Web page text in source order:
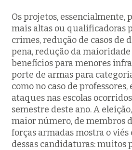
Os projetos, essencialmente,
mais altas ou qualificadoras
crimes, redução de casos de
pena, redução da
benefícios para menores
porte de armas para
como no caso de professores,
ataques nas escolas
semestre deste ano. A
maior número, de membros
forças armadas mostra o
dessas candidaturas: muitos